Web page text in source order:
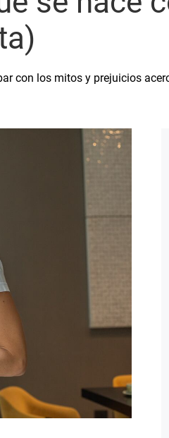
con los mitos y prejuicios